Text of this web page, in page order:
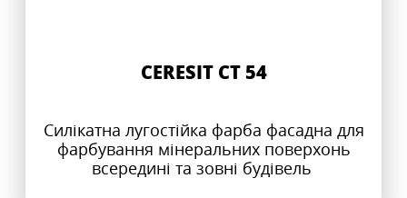
CERESIT CT 54
Силікатна лугостійка фарба фасадна для
фарбування мінеральних поверхонь
всередині та зовні будівель